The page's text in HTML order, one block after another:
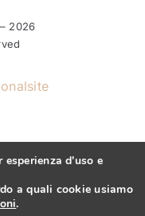
2026
d'uso e
a quali cookie usiamo
.